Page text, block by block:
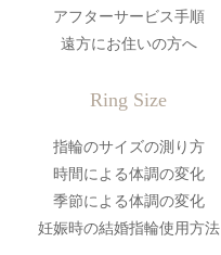
アフターサービス手順
遠方にお住いの方へ
Ring Size
指輪のサイズの測り方
時間による体調の変化
季節による体調の変化
妊娠時の結婚指輪使用方法